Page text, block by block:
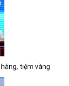
tiệm vàng